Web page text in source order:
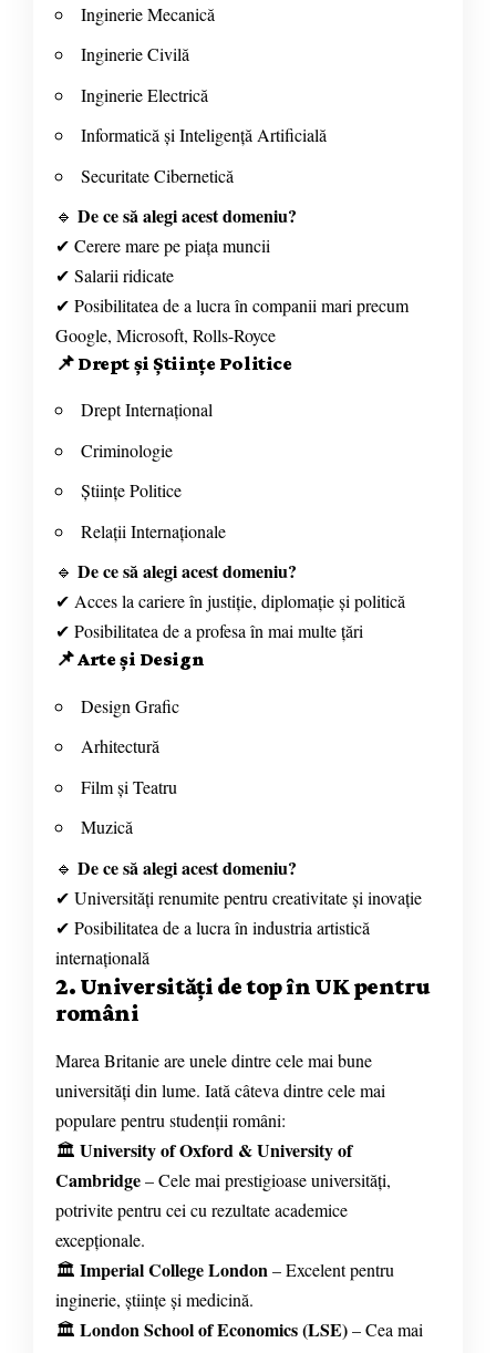
Inginerie Mecanică
Inginerie Civilă
Inginerie Electrică
Informatică și Inteligență Artificială
Securitate Cibernetică
🔹 De ce să alegi acest domeniu?
✔ Cerere mare pe piața muncii
✔ Salarii ridicate
✔ Posibilitatea de a lucra în companii mari precum
Google, Microsoft, Rolls-Royce
📌 Drept și Științe Politice
Drept Internațional
Criminologie
Științe Politice
Relații Internaționale
🔹 De ce să alegi acest domeniu?
✔ Acces la cariere în justiție, diplomație și politică
✔ Posibilitatea de a profesa în mai multe țări
📌Arte și Design
Design Grafic
Arhitectură
Film și Teatru
Muzică
🔹 De ce să alegi acest domeniu?
✔ Universități renumite pentru creativitate și inovație
✔ Posibilitatea de a lucra în industria artistică
internațională
2. Universități de top în UK pentru
români
Marea Britanie are unele dintre cele mai bune
universități din lume. Iată câteva dintre cele mai
populare pentru studenții români:
🏛 University of Oxford & University of
Cambridge– Cele mai prestigioase universități,
potrivite pentru cei cu rezultate academice
excepționale.
🏛 Imperial College London– Excelent pentru
inginerie, științe și medicină.
🏛 London School of Economics (LSE)– Cea mai